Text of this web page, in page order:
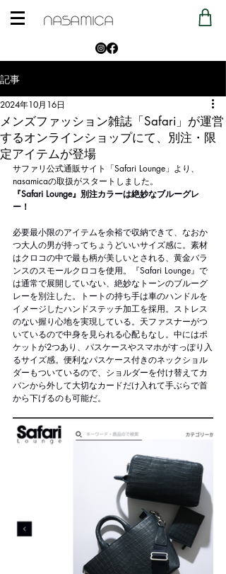
記事
メンズファッション雑誌「Safari」が運営
するオンラインショップにて、別注・限
定アイテムが登場
2024年10月16日
サファリ公式通販サイト「Safari Lounge」より、
nasamicaの取扱がスタートしました。
『Safari Lounge』別注カラーは絶妙なブルーグレ
ー！
必要最小限のアイテムを余裕で収納できて、なおか
つ大人の男が持ってちょうどいいサイズ感に。素材
はクロコの中で最も柄が美しいとされる、黄金バラ
ンスのスモールクロコを使用。『Safari Lounge』で
は通常で展開していない、絶妙なトーンのブルーグ
レーを別注した。トートの持ち手は車のハンドルを
イメージしたハンドステッチ加工を採用。ストレス
のない握り心地を実現している。天ファスナーがつ
いているので中身を見られる心配もなし。中にはポ
ケットが2つあり、パスケースやスマホがすっぽり入
るサイズ感。便利なパスケース付きのネックショル
ダーもついているので、ショルダーを付け替えてカ
バンから外して大切なカードだけ入れて手ぶらで首
から下げるのも可能だ。